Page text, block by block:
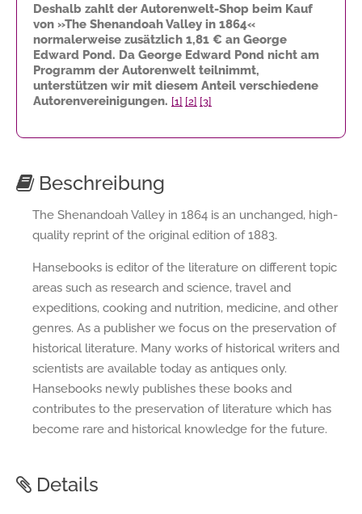
Deshalb zahlt der Autorenwelt-Shop beim Kauf
von »The Shenandoah Valley in 1864«
normalerweise zusätzlich 1,81 € an George
Edward Pond. Da George Edward Pond nicht am
Programm der Autorenwelt teilnimmt,
unterstützen wir mit diesem Anteil verschiedene
Autorenvereinigungen. [1] [2] [3]
Beschreibung
The Shenandoah Valley in 1864 is an unchanged, high-
quality reprint of the original edition of 1883.
Hansebooks is editor of the literature on different topic
areas such as research and science, travel and
expeditions, cooking and nutrition, medicine, and other
genres. As a publisher we focus on the preservation of
historical literature. Many works of historical writers and
scientists are available today as antiques only.
Hansebooks newly publishes these books and
contributes to the preservation of literature which has
become rare and historical knowledge for the future.
Details